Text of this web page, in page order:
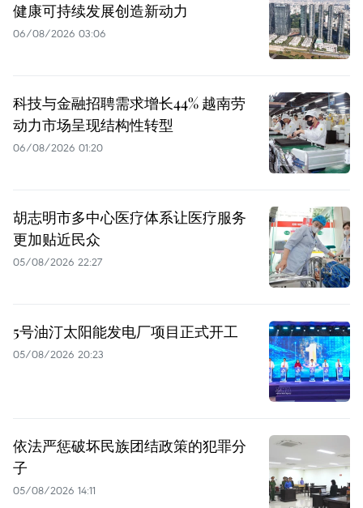
健康可持续发展创造新动力
06/08/2026 03:06
科技与金融招聘需求增长44% 越南劳
动力市场呈现结构性转型
06/08/2026 01:20
胡志明市多中心医疗体系让医疗服务
更加贴近民众
05/08/2026 22:27
5号油汀太阳能发电厂项目正式开工
05/08/2026 20:23
依法严惩破坏民族团结政策的犯罪分
子
05/08/2026 14:11